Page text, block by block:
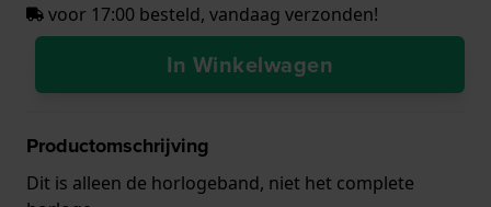
voor 17:00 besteld, vandaag verzonden!
In Winkelwagen
Productomschrijving
Dit is alleen de horlogeband, niet het complete